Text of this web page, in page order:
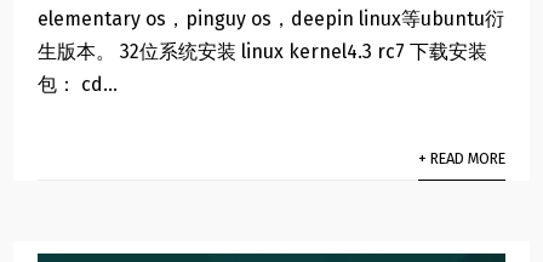
elementary os，pinguy os，deepin linux等ubuntu衍
生版本。 32位系统安装 linux kernel4.3 rc7 下载安装
包： cd...
+ READ MORE